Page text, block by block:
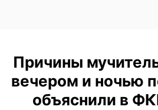
Причины
вечером и ночью
объяснили в